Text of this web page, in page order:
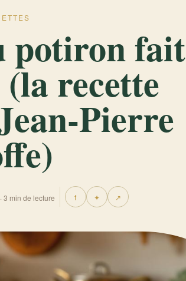
potiron fait
recette
Pierre
3 min de lecture f ✦ ↗